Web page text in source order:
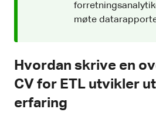
møte
Hvordan skrive en
CV for ETL utvikler
erfaring